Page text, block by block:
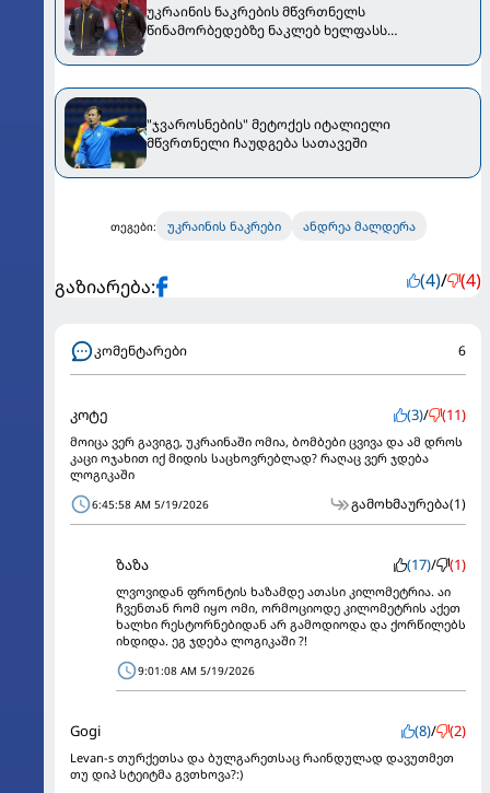
უკრაინის ნაკრების მწვრთნელს
წინამორბედებზე ნაკლებ ხელფასს
"ჯვაროსნების" მეტოქეს იტალიელი
მწვრთნელი ჩაუდგება სათავეში
თეგები: უკრაინის ნაკრები ანდრეა მალდერა
გაზიარება: (4)/ (4)
კომენტარები 6
კოტე (3)/ (11)
მოიცა ვერ გავიგე, უკრაინაში ომია, ბომბები ცვივა და ამ დროს
კაცი ოჯახით იქ მიდის საცხოვრებლად? რაღაც ვერ ჯდება
ლოგიკაში
6:45:58 AM 5/19/2026 გამოხმაურება(1)
ზაზა (17)/ (1)
ლვოვიდან ფრონტის ხაზამდე ათასი კილომეტრია. აი
ჩვენთან რომ იყო ომი, ორმოციოდე კილომეტრის აქეთ
ხალხი რესტორნებიდან არ გამოდიოდა და ქორწილებს
იხდიდა. ეგ ჯდება ლოგიკაში ?!
9:01:08 AM 5/19/2026
Gogi (8)/ (2)
Levan-s თურქეთსა და ბულგარეთსაც რაინდულად დავუთმეთ
თუ დიპ სტეიტმა გვთხოვა?:)